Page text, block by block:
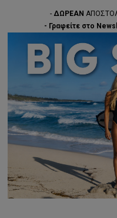
- ΔΩΡΕΑΝ
- Γραφείτε στο